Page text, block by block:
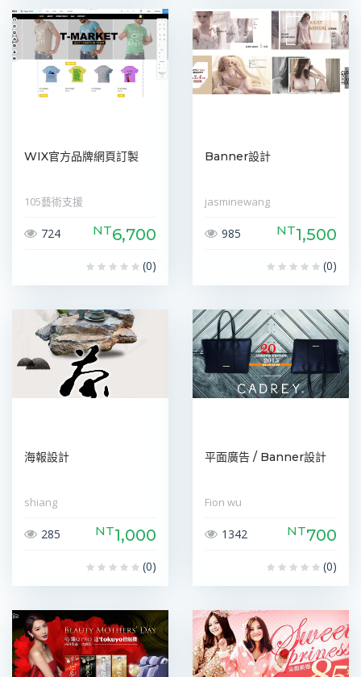
WIX官方品牌網頁訂製
105藝術支援
724 NT6,700
(0)
Banner設計
jasminewang
985 NT1,500
(0)
海報設計
shiang
285 NT1,000
(0)
平面廣告 / Banner設計
Fion wu
1342 NT700
(0)